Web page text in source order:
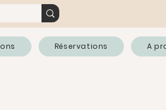
Réservations A